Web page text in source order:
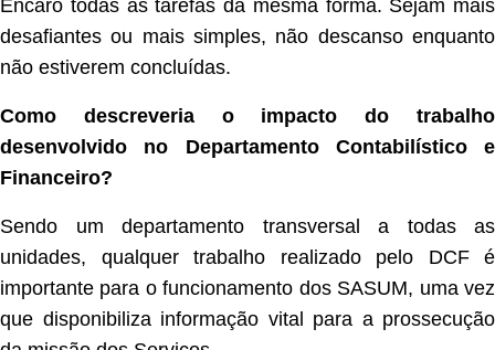
Encaro todas as tarefas da mesma forma. Sejam mais
desafiantes ou mais simples, não descanso enquanto
não estiverem concluídas.
Como descreveria o impacto do trabalho
desenvolvido no Departamento Contabilístico e
Financeiro?
Sendo um departamento transversal a todas as
unidades, qualquer trabalho realizado pelo DCF é
importante para o funcionamento dos SASUM, uma vez
que disponibiliza informação vital para a prossecução